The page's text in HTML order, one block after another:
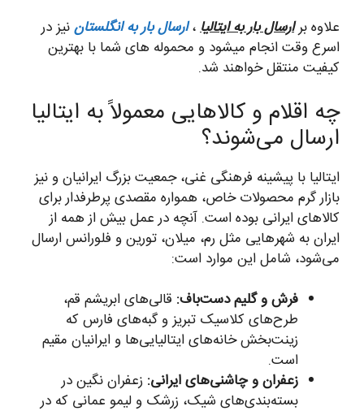
علاوه برارسال بار به ایتالیا،ارسال بار به انگلستاننیز در
اسرع وقت انجام میشود و محموله های شما با بهترین
کیفیت منتقل خواهند شد.
چه اقلام و کالاهایی معمولاً به ایتالیا
ارسال می‌شوند؟
ایتالیا با پیشینه فرهنگی غنی، جمعیت بزرگ ایرانیان و نیز
بازار گرم محصولات خاص، همواره مقصدی پرطرفدار برای
کالاهای ایرانی بوده است. آنچه در عمل بیش از همه از
ایران به شهرهایی مثل رم، میلان، تورین و فلورانس ارسال
می‌شود، شامل این موارد است:
فرش و گلیم دست‌باف: قالی‌های ابریشم قم،
طرح‌های کلاسیک تبریز و گبه‌های فارس که
زینت‌بخش خانه‌های ایتالیایی‌ها و ایرانیان مقیم
است.
زعفران و چاشنی‌های ایرانی: زعفران نگین در
بسته‌بندی‌های شیک، زرشک و لیمو عمانی که در